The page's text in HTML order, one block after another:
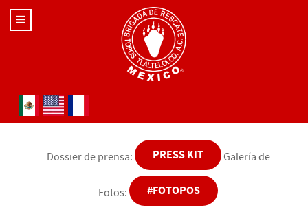
Seleccione su idioma
Dossier de prensa: PRESS KIT Galería de
Fotos: #FOTOPOS